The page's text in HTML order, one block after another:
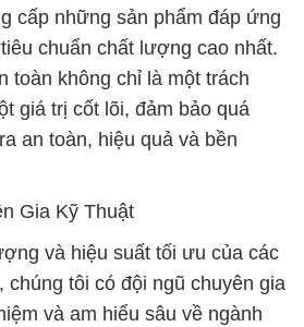
cấp những sản phẩm đáp ứng
chuẩn chất lượng cao nhất.
toàn không chỉ là một trách
giá trị cốt lõi, đảm bảo quá
an toàn, hiệu quả và bền
Gia Kỹ Thuật
và hiệu suất tối ưu của các
chúng tôi có đội ngũ chuyên gia
và am hiểu sâu về ngành